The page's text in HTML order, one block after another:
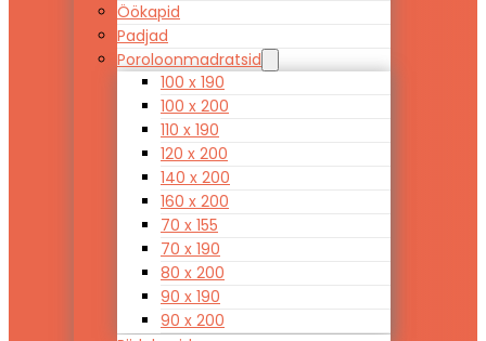
Öökapid
Padjad
Poroloonmadratsid
100 x 190
100 x 200
110 x 190
120 x 200
140 x 200
160 x 200
70 x 155
70 x 190
80 x 200
90 x 190
90 x 200